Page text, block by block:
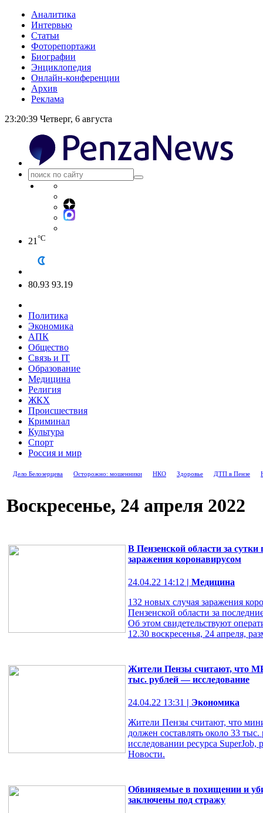
Аналитика
Интервью
Статьи
Фоторепортажи
Биографии
Энциклопедия
Онлайн-конференции
Архив
Реклама
23:20:40 Четверг, 6 августа
21 °C
80.93 93.19
Политика
Экономика
АПК
Общество
Связь и IT
Образование
Медицина
Религия
ЖКХ
Происшествия
Криминал
Культура
Спорт
Россия и мир
Дело Белозерцева Осторожно: мошенники НКО Здоровье ДТП в Пензе
Воскресенье, 24 апреля 2022
В Пензенской области за
заражения коронавирусом
24.04.22 14:12 | Медицина
132 новых случая заражения
Пензенской области за
Об этом свидетельствуют
12.30 воскресенья, 24 апреля,
Жители Пензы считают, что
тыс. рублей — исследование
24.04.22 13:31 | Экономика
Жители Пензы считают, что
должен составлять около 33
исследовании ресурса
Новости.
Обвиняемые в похищении и
заключены под стражу